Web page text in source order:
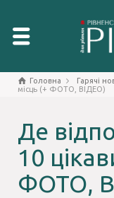
Головна Гарячі
місць (+ ФОТО, ВІДЕО)
Де
10
ФОТО,